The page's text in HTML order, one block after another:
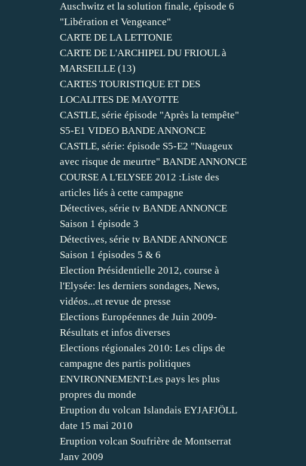
Auschwitz et la solution finale, épisode 6
"Libération et Vengeance"
CARTE DE LA LETTONIE
CARTE DE L'ARCHIPEL DU FRIOUL à
MARSEILLE (13)
CARTES TOURISTIQUE ET DES
LOCALITES DE MAYOTTE
CASTLE, série épisode "Après la tempête"
S5-E1 VIDEO BANDE ANNONCE
CASTLE, série: épisode S5-E2 "Nuageux
avec risque de meurtre" BANDE ANNONCE
COURSE A L'ELYSEE 2012 :Liste des
articles liés à cette campagne
Détectives, série tv BANDE ANNONCE
Saison 1 épisode 3
Détectives, série tv BANDE ANNONCE
Saison 1 épisodes 5 & 6
Election Présidentielle 2012, course à
l'Elysée: les derniers sondages, News,
vidéos...et revue de presse
Elections Européennes de Juin 2009-
Résultats et infos diverses
Elections régionales 2010: Les clips de
campagne des partis politiques
ENVIRONNEMENT:Les pays les plus
propres du monde
Eruption du volcan Islandais EYJAFJÖLL
date 15 mai 2010
Eruption volcan Soufrière de Montserrat
Janv 2009